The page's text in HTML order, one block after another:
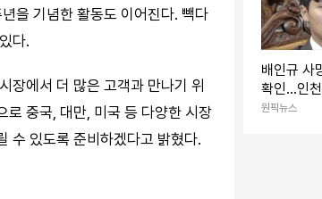
을 기념한 활동도 이어진다. 빽다
다.
장에서 더 많은 고객과 만나기 위
로 중국, 대만, 미국 등 다양한 시장
수 있도록 준비하겠다고 밝혔다.
배인규 사
확인...인
조사 진행
원픽뉴스